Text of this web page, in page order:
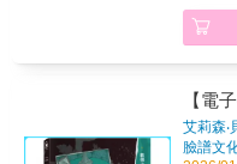
《出
「80P
學者萊
〆繁中
副教
版，完
閱讀文
的想
像，好
像文字
畫、
調幽默
衝擊合
中支
佳真實
回憶
瑤（
志文學
大學台
【電
艾莉森‧
臉譜文